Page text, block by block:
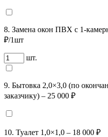
8. Замена окон ПВХ с 1-
₽/1шт
шт.
9. Бытовка 2,0×3,0 (по
заказчику) – 25 000 ₽
10. Туалет 1,0×1,0 – 18 000 ₽